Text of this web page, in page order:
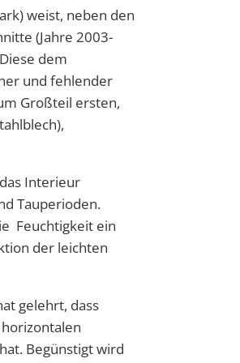
weist, neben den
(Jahre 2003-
dem
und fehlender
Großteil ersten,
Interieur
Tauperioden.
Feuchtigkeit ein
der leichten
gelehrt, dass
Begünstigt wird